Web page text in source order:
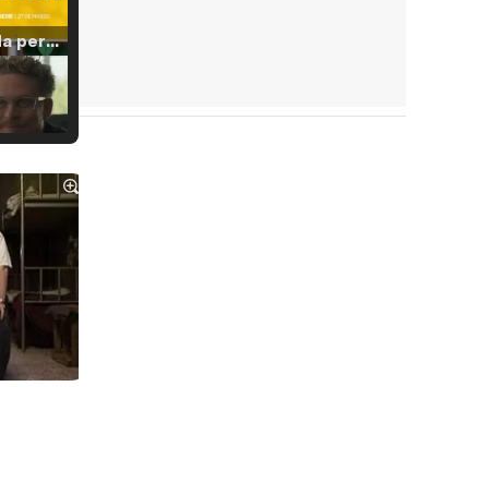
Tráiler 'Vida perra' (2026)
Tráiler en español 'Outcome' (2026)